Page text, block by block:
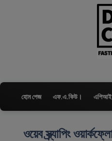
হোম পেজ এফ.এ.কিউ। এপিআই
ওয়েব স্ক্র্যাপিং